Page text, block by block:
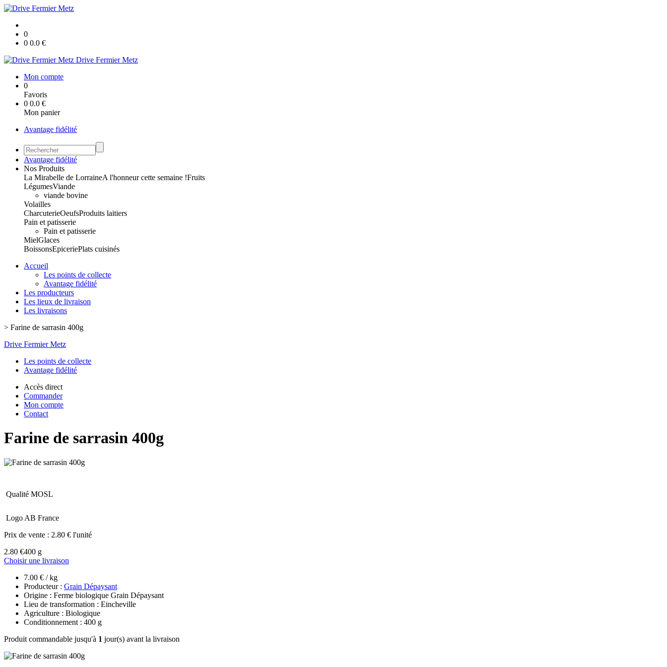
0
0 0.0 €
Drive Fermier Metz
Mon compte
0
Favoris
0 0.0 €
Mon panier
Avantage fidélité
Avantage fidélité
Nos Produits
La Mirabelle de LorraineA l'honneur cette semaine !Fruits
LégumesViande
viande bovine
Volailles
CharcuterieOeufsProduits laitiers
Pain et patisserie
Pain et patisserie
MielGlaces
BoissonsEpiceriePlats cuisinés
Accueil
Les points de collecte
Avantage fidélité
Les producteurs
Les lieux de livraison
Les livraisons
> Farine de sarrasin 400g
Drive Fermier Metz
Les points de collecte
Avantage fidélité
Accès direct
Commander
Mon compte
Contact
Farine de sarrasin 400g
Qualité MOSL
Logo AB France
Prix de vente : 2.80 € l'unité
2.80 €400 g
Choisir une livraison
7.00 € / kg
Producteur : Grain Dépaysant
Origine : Ferme biologique Grain Dépaysant
Lieu de transformation : Eincheville
Agriculture : Biologique
Conditionnement : 400 g
Produit commandable jusqu'à 1 jour(s) avant la livraison